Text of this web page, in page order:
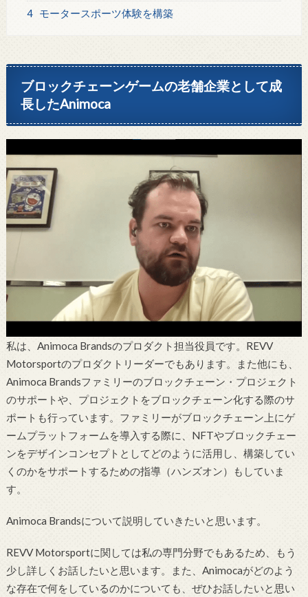
4 モータースポーツ体験を構築
ブロックチェーンゲームの老舗企業として成
長したAnimoca
私は、Animoca Brandsのプロダクト担当役員です。REVV
Motorsportのプロダクトリーダーでもあります。また他にも、
Animoca Brandsファミリーのブロックチェーン・プロジェクト
のサポートや、プロジェクトをブロックチェーン化する際のサ
ポートも行っています。ファミリーがブロックチェーン上にゲ
ームプラットフォームを導入する際に、NFTやブロックチェー
ンをデザインコンセプトとしてどのように活用し、構築してい
くのかをサポートするための指導（ハンズオン）もしていま
す。
Animoca Brandsについて説明していきたいと思います。
REVV Motorsportに関しては私の専門分野でもあるため、もう
少し詳しくお話したいと思います。また、Animocaがどのよう
な存在で何をしているのかについても、ぜひお話したいと思い